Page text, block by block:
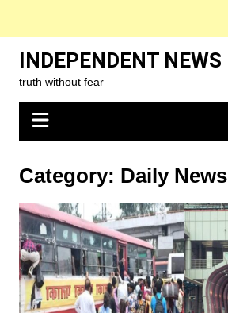
content
INDEPENDENT NEWS
truth without fear
Category: Daily News